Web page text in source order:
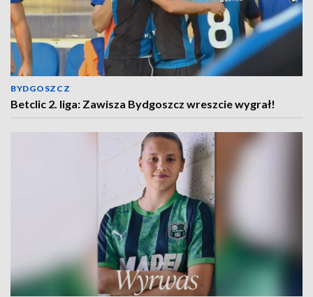
BYDGOSZCZ
Betclic 2. liga: Zawisza Bydgoszcz wreszcie wygrał!